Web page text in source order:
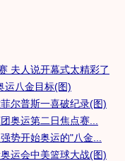
夫人说开幕式太精彩了
运八金目标(图)
尔普斯一喜破纪录(图)
奥运第二日焦点赛...
势开始奥运的"八金...
运会中美篮球大战(图)